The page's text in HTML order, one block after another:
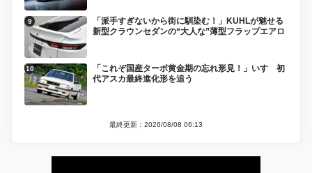
「派手すぎないから街に馴染む！」KUHLが魅せる
新型クラウンセダンの“大人な”薄型フラップエアロ
「これぞ国産ターボ黄金期の忘れ形見！」いすゞ初
代アスカ最終進化形を追う
最終更新：2026/08/08 06:13